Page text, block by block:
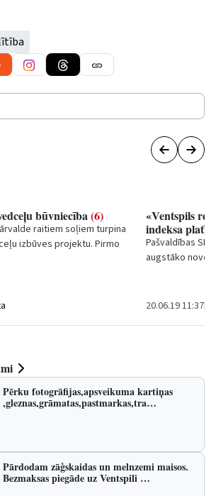
būvniecība(6)
raitiem soļiem turpina
izbūves projektu. Pirmo
«Ventspils
indeksa
Pašvaldības
augstāko
20.06.19 11:37|
Pērku fotogrāfijas,apsveikuma kartiņas
,gleznas,grāmatas,pastmarkas,tra…
Pārdodam zāģskaidas un melnzemi maisos.
Bezmaksas piegāde uz Ventspili …